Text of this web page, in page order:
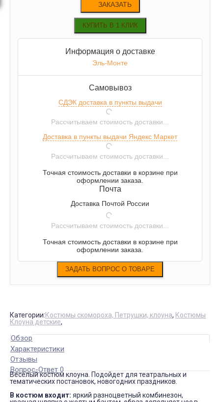
ЗАКАЗАТЬ
Информация о доставке
Эль-Монте
Самовывоз
СДЭК доставка в пункты выдачи
Рассчитываем стоимость доставки...
Доставка в пункты выдачи Яндекс Маркет
Рассчитываем стоимость доставки...
Точная стоимость доставки в корзине при
оформлении заказа.
Почта
Доставка Почтой России
Рассчитываем стоимость доставки...
Точная стоимость доставки в корзине при
оформлении заказа.
Категории:Костюмы скомороха, Петрушки, клоуна, Костюмы
Клоуна детские,
Обзор
Характеристики
Отзывы
Вопрос-Ответ 0
Весёлый костюм клоуна. Подойдет для театральных и
тематических постановок, новогодних праздников.
В костюм входит: яркий разноцветный комбинезон,